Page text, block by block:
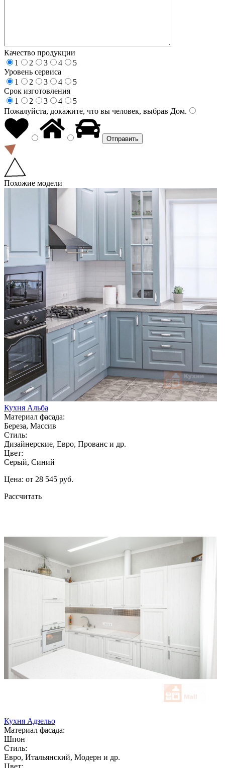
Качество продукции
1
2 3 4
5
Уровень сервиса
1
2 3 4
5
Срок изготовления
1
2 3 4
5
Пожалуйста, докажите, что вы человек, выбрав Дом.
Похожие модели
Кухня Альба
Материал фасада:
Береза, Массив
Стиль:
Дизайнерские, Евро, Прованс и др.
Цвет:
Серый, Синий
Цена: от 28 545 руб.
Рассчитать
Кухня Адзельо
Материал фасада:
Шпон
Стиль:
Евро, Итальянский, Модерн и др.
Цвет: